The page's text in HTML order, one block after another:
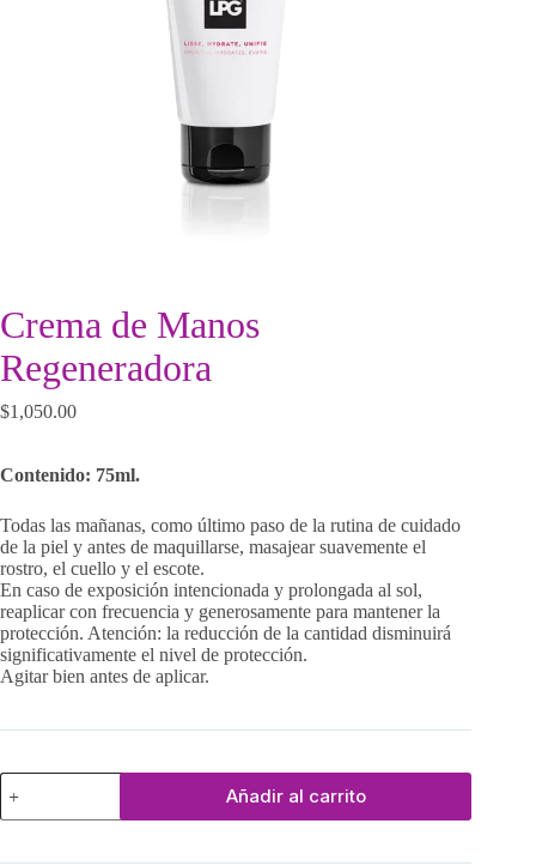
Crema de Manos
Regeneradora
$1,050.00
Contenido: 75ml.
Todas las mañanas, como último paso de la rutina de cuidado
de la piel y antes de maquillarse, masajear suavemente el
rostro, el cuello y el escote.
En caso de exposición intencionada y prolongada al sol,
reaplicar con frecuencia y generosamente para mantener la
protección. Atención: la reducción de la cantidad disminuirá
significativamente el nivel de protección.
Agitar bien antes de aplicar.
Crema
de
Manos
cantidad
Añadir al carrito